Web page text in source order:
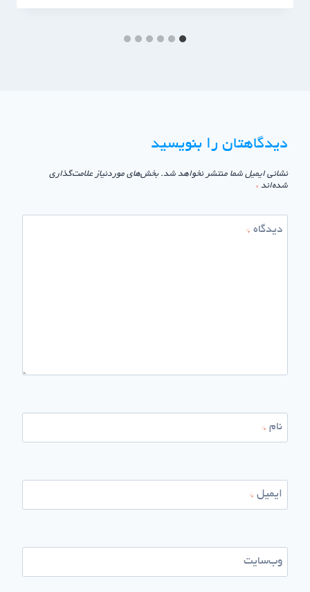
دیدگاهتان را بنویسید
نشانی ایمیل شما منتشر نخواهد شد. بخش‌های موردنیاز علامت‌گذاری
شده‌اند *
دیدگاه *
نام *
ایمیل *
وب‌سایت